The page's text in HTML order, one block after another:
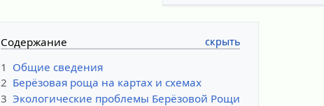
Содержание
1 Общие сведения
2 Берёзовая роща на картах и схемах
3 Экологические проблемы Берёзовой Рощи